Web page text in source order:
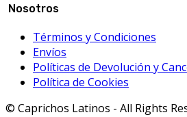
Nosotros
Términos y Condiciones
Envíos
Políticas de Devolución y
Política de Cookies
© Caprichos Latinos - All Rights